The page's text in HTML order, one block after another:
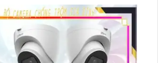
đến camera xoay có sẵn để đáp ứng
công trình của bạn